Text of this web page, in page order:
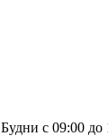
Будни с 09:00